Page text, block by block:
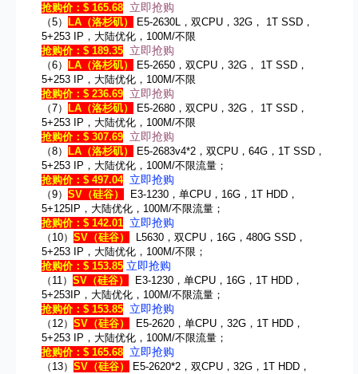
抢购价：$ 165.68 立即抢购
（5） LA （洛杉矶）
E5-2630L，双CPU，32G， 1T SSD，
5+253 IP，大陆优化，100M/不限
抢购价：$ 189.35 立即抢购
（6） LA （洛杉矶）
E5-2650，双CPU，32G， 1T SSD，
5+253 IP，大陆优化，100M/不限
抢购价：$ 236.69 立即抢购
（7） LA （洛杉矶）
E5-2680，双CPU，32G， 1T SSD，
5+253 IP，大陆优化，100M/不限
抢购价：$ 307.69 立即抢购
（8） LA （洛杉矶）
E5-2683v4*2，双CPU，64G，1T SSD，
5+253 IP，大陆优化，100M/不限流量；
抢购价：$ 497.04 立即抢购
（9） SV （硅谷）
E3-1230，单CPU，16G，1T HDD，
5+125IP，大陆优化，100M/不限流量；
抢购价：$ 142.01 立即抢购
（10） SV （硅谷）
L5630，双CPU，16G，480G SSD，
5+253 IP，大陆优化，100M/不限；
抢购价：$ 153.85 立即抢购
（11） SV （硅谷）
E3-1230，单CPU，16G，1T HDD，
5+253IP，大陆优化，100M/不限流量；
抢购价：$ 153.85 立即抢购
（12） SV （硅谷）
E5-2620，单CPU，32G，1T HDD，
5+253 IP，大陆优化，100M/不限流量；
抢购价：$ 165.68 立即抢购
（13） SV （硅谷）
E5-2620*2，双CPU，32G，1T HDD，